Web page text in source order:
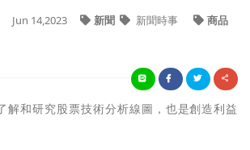
Jun 14,2023 新聞 新聞時事 商品
解和研究股票技術分析線圖，也是創造利益